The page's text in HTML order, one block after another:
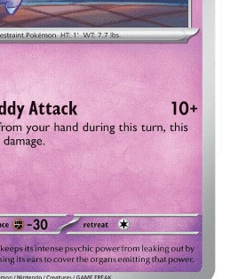
€0,28
Reverse Holo
täglich aktualisiert.